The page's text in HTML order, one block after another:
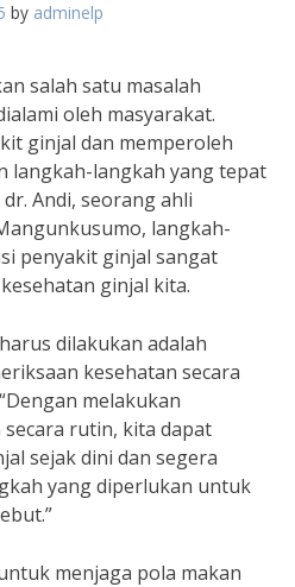
by adminelp
salah satu masalah
oleh masyarakat.
ginjal dan memperoleh
langkah-langkah yang tepat
Andi, seorang ahli
langkah-
penyakit ginjal sangat
ginjal kita.
dilakukan adalah
kesehatan secara
melakukan
rutin, kita dapat
sejak dini dan segera
yang diperlukan untuk
menjaga pola makan